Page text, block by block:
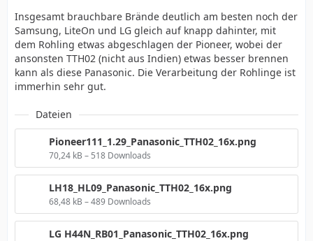
Insgesamt brauchbare Brände deutlich am besten noch der
Samsung, LiteOn und LG gleich auf knapp dahinter, mit
dem Rohling etwas abgeschlagen der Pioneer, wobei der
ansonsten TTH02 (nicht aus Indien) etwas besser brennen
kann als diese Panasonic. Die Verarbeitung der Rohlinge ist
immerhin sehr gut.
Dateien
Pioneer111_1.29_Panasonic_TTH02_16x.png
70,24 kB – 518 Downloads
LH18_HL09_Panasonic_TTH02_16x.png
68,48 kB – 489 Downloads
LG H44N_RB01_Panasonic_TTH02_16x.png